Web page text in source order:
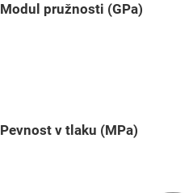
Modul pružnosti (GPa)
Pevnost v tlaku (MPa)